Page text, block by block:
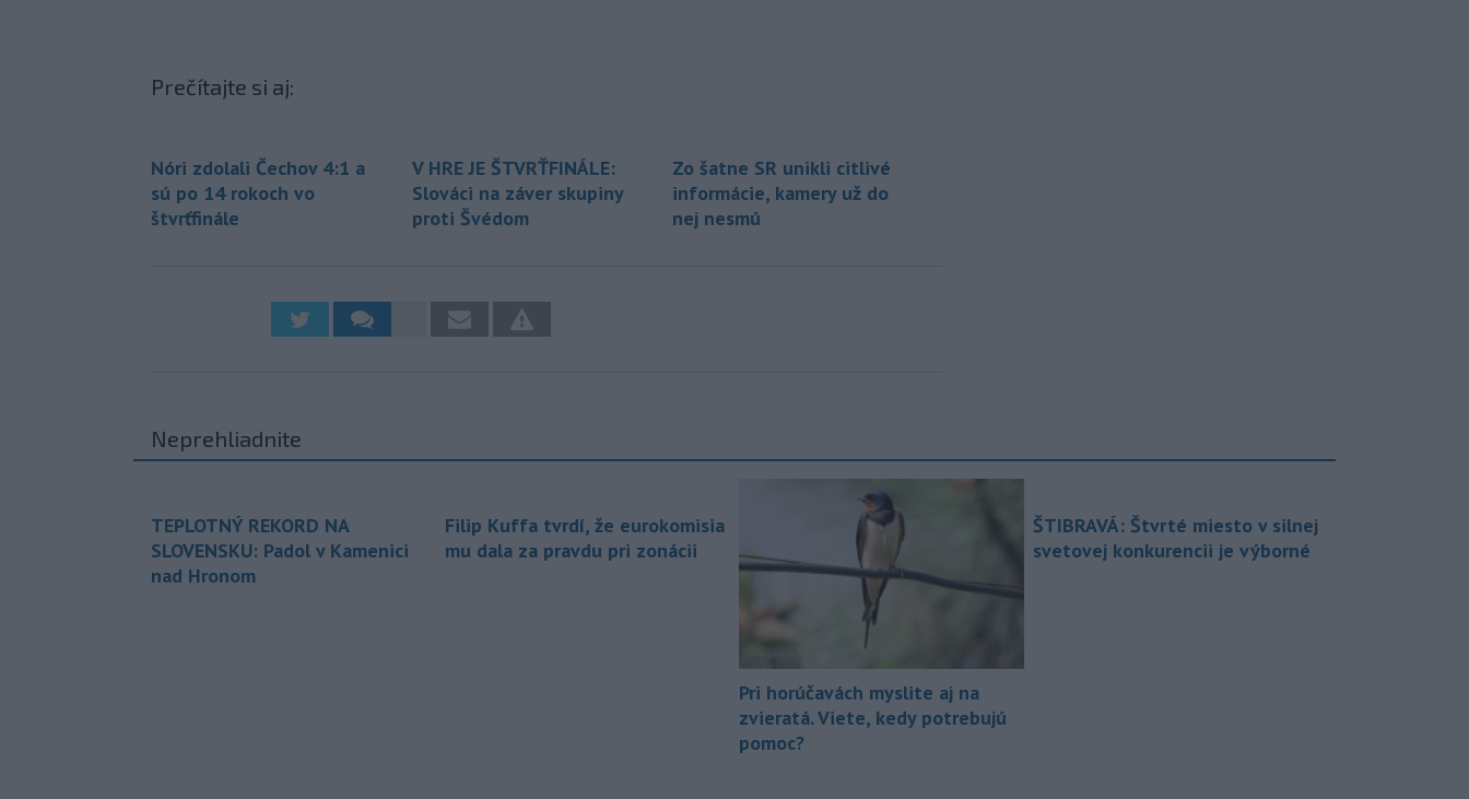
Prečítajte si aj:
Nóri zdolali Čechov 4:1 a
sú po 14 rokoch vo
štvrťfinále
V HRE JE ŠTVRŤFINÁLE:
Slováci na záver skupiny
proti Švédom
Zo šatne SR unikli citlivé
informácie, kamery už do
nej nesmú
Neprehliadnite
TEPLOTNÝ REKORD NA
SLOVENSKU: Padol v Kamenici
nad Hronom
Filip Kuffa tvrdí, že eurokomisia
mu dala za pravdu pri zonácii
Pri horúčavách myslite aj na
zvieratá. Viete, kedy potrebujú
pomoc?
ŠTIBRAVÁ: Štvrté miesto v silnej
svetovej konkurencii je výborné